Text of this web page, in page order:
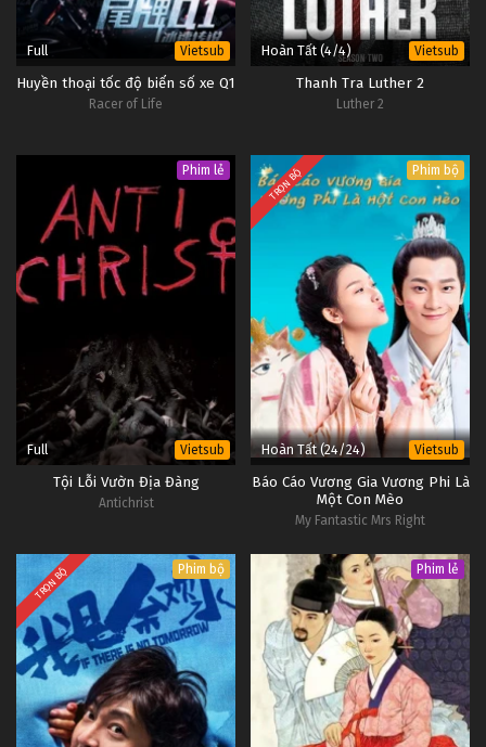
Full Vietsub
Huyền thoại tốc độ biển số xe Q1
Racer of Life
Hoàn Tất (4/4) Vietsub
Thanh Tra Luther 2
Luther 2
Phim lẻ
Full Vietsub
Tội Lỗi Vườn Địa Đàng
Antichrist
TRỌN BỘ Phim bộ
Hoàn Tất (24/24) Vietsub
Báo Cáo Vương Gia Vương Phi Là
Một Con Mèo
My Fantastic Mrs Right
TRỌN BỘ Phim bộ Phim lẻ